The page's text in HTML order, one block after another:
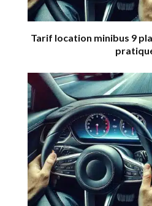
Tarif location minibus 9